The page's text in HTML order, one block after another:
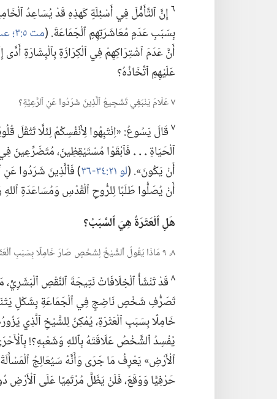
٦إِنَّ ٱلتَّأَمُّلَ فِي أَسْئِلَةٍ كَهذِهِ قَدْ يُسَاعِدُ
بِسَبَبِ عَدَمِ مُعَاشَرَتِهِمِ ٱلْجَمَاعَةَ.‏ (‏مت ٥:‏٣؛‏ عب
أَنَّ عَدَمَ ٱشْتِرَاكِهِمْ فِي ٱلْكِرَازَةِ بِٱلْبِشَارَةِ
عَلَيْهِمِ ٱتِّخَاذُهُ؟‏
٧ عَلَامَ يَنْبَغِي تَشْجِيعُ ٱلَّذِينَ شَرَدُوا عَنِ ٱلرَّعِيَّةِ؟‏
٧قَالَ يَسُوعُ:‏ «اِنْتَبِهُوا لِأَنْفُسِكُمْ لِئَلَّا تَثْقُلَ
ٱلْحَيَاةِ‏.‏ .‏ .‏فَٱبْقَوْا مُسْتَيْقِظِينَ،‏ مُتَضَرِّعِينَ
أَنْ يَكُونَ».‏ (‏لو ٢١:‏٣٤-‏٣٦
‏)‏ فَٱلَّذِينَ شَرَدُوا
أَنْ يُصَلُّوا طَلَبًا لِلرُّوحِ ٱلْقُدُسِ وَمُسَاعَدَةِ
هَلِ ٱلْعَثَرَةُ هِيَ ٱلسَّبَبُ؟‏
٨،‏ ٩ مَاذَا يَقُولُ ٱلشَّيْخُ لِشَخْصٍ صَارَ خَامِلًا بِسَبَبِ ٱلْعَثَرَةِ؟‏
٨قَدْ تَنْشَأُ ٱلْخِلَافَاتُ نَتِيجَةَ ٱلنَّقْصِ
تَصَرُّفِ شَخْصٍ نَاضِجٍ فِي ٱلْجَمَاعَةِ بِشَكْلٍ
خَامِلًا بِسَبَبِ ٱلْعَثَرَةِ،‏ يُمْكِنُ لِلشَّيْخِ ٱلَّذِي
يُفْسِدُ ٱلشَّخْصُ عَلَاقَتَهُ بِٱللهِ وَشَعْبِهِ؟‏!‏
ٱلْأَرْضِ» يَعْرِفُ مَا جَرَى وَأَنَّهُ سَيُعَالِجُ
حَرْفِيًّا وَوَقَعَ،‏ فَلَنْ يَظَلَّ مُرْتَمِيًا عَلَى ٱلْأَرْضِ